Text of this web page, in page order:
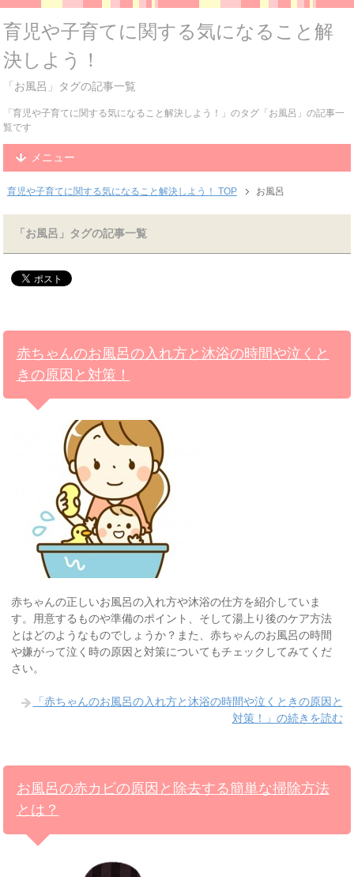
育児や子育てに関する気になること解
決しよう！
「お風呂」タグの記事一覧
「育児や子育てに関する気になること解決しよう！」のタグ「お風呂」の記事一
覧です
メニュー
育児や子育てに関する気になること解決しよう！ TOP お風呂
「お風呂」タグの記事一覧
赤ちゃんのお風呂の入れ方と沐浴の時間や泣くと
きの原因と対策！
赤ちゃんの正しいお風呂の入れ方や沐浴の仕方を紹介していま
す。用意するものや準備のポイント、そして湯上り後のケア方法
とはどのようなものでしょうか？また、赤ちゃんのお風呂の時間
や嫌がって泣く時の原因と対策についてもチェックしてみてくだ
さい。
「赤ちゃんのお風呂の入れ方と沐浴の時間や泣くときの原因と
対策！」の続きを読む
お風呂の赤カビの原因と除去する簡単な掃除方法
とは？